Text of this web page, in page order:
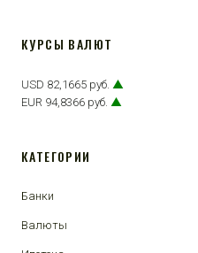
КУРСЫ ВАЛЮТ
USD 82,1665 руб. ▲
EUR 94,8366 руб. ▲
КАТЕГОРИИ
Банки
Валюты